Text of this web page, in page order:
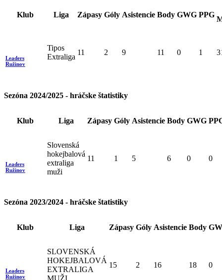
Klub Liga Zápasy Góly Asistencie Body GWG PPG
Leaders
Ružinov
Tipos
Extraliga
11 2 9 11 0 1
Sezóna 2024/2025 - hráčske štatistiky
Klub Liga Zápasy Góly Asistencie Body GWG
Leaders
Ružinov
Slovenská
hokejbalová
extraliga
muži
11 1 5 6 0 0
Sezóna 2023/2024 - hráčske štatistiky
Klub Liga Zápasy Góly Asistencie Body
Leaders
Ružinov
SLOVENSKÁ
HOKEJBALOVÁ
EXTRALIGA
MUŽI
15 2 16 18 0